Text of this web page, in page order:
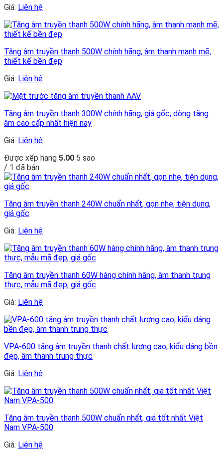
Giá: Liên hệ
Tăng âm truyền thanh 500W chính hãng, âm thanh mạnh mẽ,
thiết kế bền đẹp
Giá: Liên hệ
Tăng âm truyền thanh 300W chính hãng, giá gốc, dòng tăng
âm cao cấp nhất hiện nay
Giá: Liên hệ
Được xếp hạng 5.00 5 sao
/ 1 đã bán
Tăng âm truyền thanh 240W chuẩn nhất, gọn nhẹ, tiện dụng,
giá gốc
Giá: Liên hệ
Tăng âm truyền thanh 60W hàng chính hãng, âm thanh trung
thực, mẫu mã đẹp, giá gốc
Giá: Liên hệ
VPA-600 tăng âm truyền thanh chất lượng cao, kiểu dáng bền
đẹp, âm thanh trung thực
Giá: Liên hệ
Tăng âm truyền thanh 500W chuẩn nhất, giá tốt nhất Việt
Nam VPA-500
Giá: Liên hệ